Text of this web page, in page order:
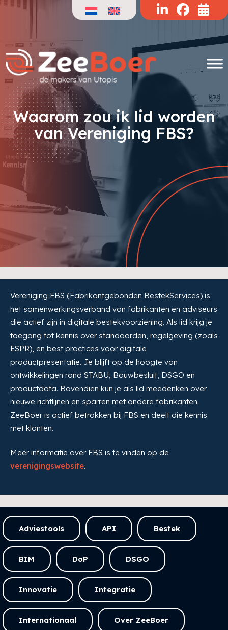
Doorgaan
inhoud
Waarom zou ik lid worden
van Vereniging FBS?
Vereniging FBS (Fabrikantgebonden BestekServices) is
het samenwerkingsverband van fabrikanten en adviseurs
die actief zijn in digitale bestekvoorziening. Als lid krijg je
toegang tot kennis over standaarden, regelgeving (zoals
ESPR), en best practices voor digitale
productpresentatie. Je blijft op de hoogte van
ontwikkelingen rond STABU, Bouwbesluit, DSGO en
productdata. Bovendien kun je als lid meedenken over
nieuwe richtlijnen en sparren met andere fabrikanten.
ZeeBoer is actief betrokken bij FBS en deelt die kennis
met klanten.
Meer informatie over FBS is te vinden op de
verenigingswebsite.
Adviestools API Bestek
BIM DoP DSGO
Innovatie Integratie
Internationaal Over ZeeBoer